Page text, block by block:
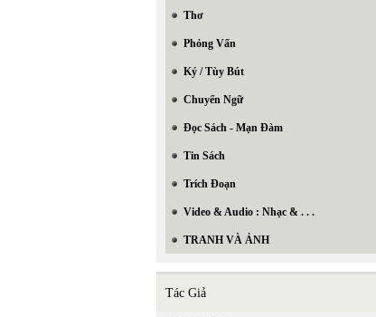
Thơ
Phỏng Vấn
Ký / Tùy Bút
Chuyển Ngữ
Đọc Sách - Mạn Đàm
Tin Sách
Trích Đoạn
Video & Audio : Nhạc & . . .
TRANH VÀ ẢNH
Tác Giả